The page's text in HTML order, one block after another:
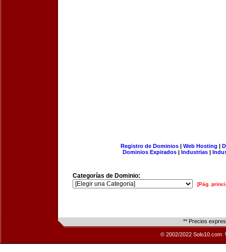
Registro de Dominios| Web Hosting |
Dominios Expirados | Industrias |
Categorías de Dominio:
[Pág.
** Precios
© 2002/2022 Solo10.com